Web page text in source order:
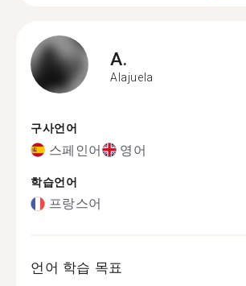
A.
Alajuela
구사언어
스페인어 영어
학습언어
프랑스어
언어 학습 목표